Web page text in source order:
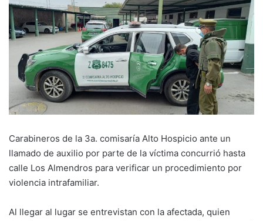
Carabineros de la 3a. comisaría Alto Hospicio ante un
llamado de auxilio por parte de la víctima concurrió hasta
calle Los Almendros para verificar un procedimiento por
violencia intrafamiliar.
Al llegar al lugar se entrevistan con la afectada, quien